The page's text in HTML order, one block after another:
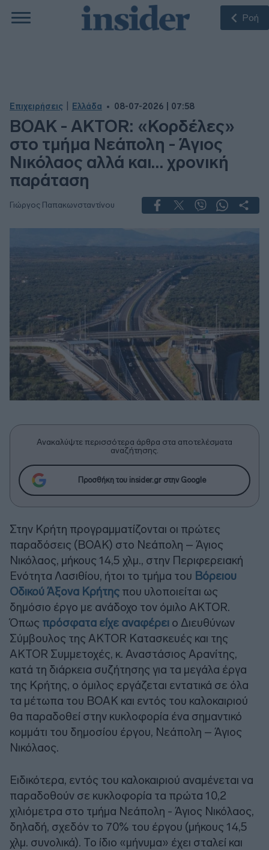
Ροή
Επιχειρήσεις Ελλάδα 08-07-2026 | 07:58
ΒΟΑΚ - AKTOR: «Κορδέλες»
στο τμήμα Νεάπολη - Άγιος
Νικόλαος αλλά και… χρονική
παράταση
Γιώργος Παπακωνσταντίνου
Ανακαλύψτε περισσότερα άρθρα στα αποτελέσματα
αναζήτησης.
Προσθήκη του insider.gr στην Google
Στην Κρήτη προγραμματίζονται οι πρώτες
παραδόσεις (ΒΟΑΚ) στο Νεάπολη – Άγιος
Νικόλαος, μήκους 14,5 χλμ., στην Περιφερειακή
Ενότητα Λασιθίου, ήτοι το τμήμα του Βόρειου
Οδικού Άξονα Κρήτης που υλοποιείται ως
δημόσιο έργο με ανάδοχο τον όμιλο AKTOR.
Όπως πρόσφατα είχε αναφέρει ο Διευθύνων
Σύμβουλος της AKTOR Κατασκευές και της
AKTOR Συμμετοχές, κ. Αναστάσιος Αρανίτης,
κατά τη διάρκεια συζήτησης για τα μεγάλα έργα
της Κρήτης, ο όμιλος εργάζεται εντατικά σε όλα
τα μέτωπα του ΒΟΑΚ και εντός του καλοκαιριού
θα παραδοθεί στην κυκλοφορία ένα σημαντικό
κομμάτι του δημοσίου έργου, Νεάπολη – Άγιος
Νικόλαος.
Ειδικότερα, εντός του καλοκαιριού αναμένεται να
παραδοθούν σε κυκλοφορία τα πρώτα 10,2
χιλιόμετρα στο τμήμα Νεάπολη - Άγιος Νικόλαος,
δηλαδή, σχεδόν το 70% του έργου (μήκους 14,5
χλμ. συνολικά). Το ίδιο «μήνυμα» έχει σταλεί και